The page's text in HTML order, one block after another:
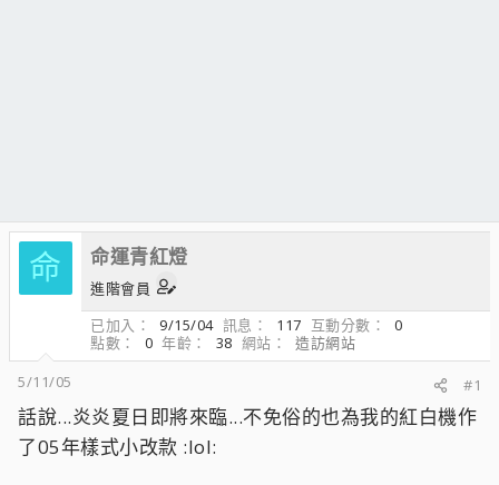
命 命運青紅燈
進階會員
已加入
9/15/04 訊息 117 互動分數
0
點數
0 年齡 38 網站
造訪網站
5/11/05
#1
話說...炎炎夏日即將來臨...不免俗的也為我的紅白機作
了05年樣式小改款 :lol: